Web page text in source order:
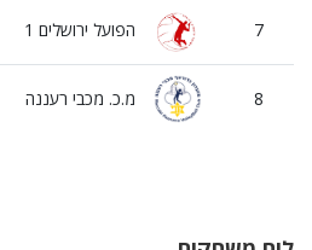
הפועל ירושלים 1 7
מ.כ. מכבי רעננה 8